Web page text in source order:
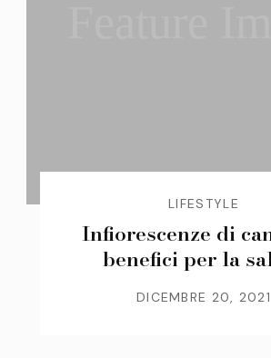
LIFESTYLE
Infiorescenze di
benefici per la
DICEMBRE 20, 2021